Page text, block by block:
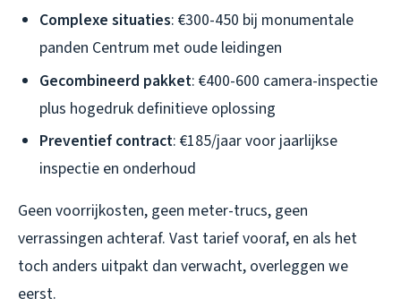
Complexe situaties: €300-450 bij monumentale
panden Centrum met oude leidingen
Gecombineerd pakket: €400-600 camera-inspectie
plus hogedruk definitieve oplossing
Preventief contract: €185/jaar voor jaarlijkse
inspectie en onderhoud
Geen voorrijkosten, geen meter-trucs, geen
verrassingen achteraf. Vast tarief vooraf, en als het
toch anders uitpakt dan verwacht, overleggen we
eerst.